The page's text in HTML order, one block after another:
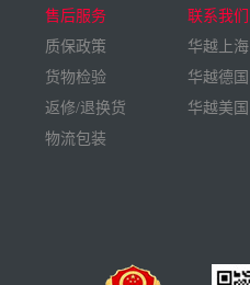
售后服务
质保政策
货物检验
返修/退换货
物流包装
联系我们
华越上海
华越德国
华越美国